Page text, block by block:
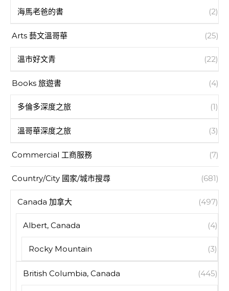
海馬老爸的書 (2)
Arts 藝文溫哥華 (25)
溫市好文青 (22)
Books 旅遊書 (4)
多倫多深度之旅 (1)
溫哥華深度之旅 (3)
Commercial 工商服務 (7)
Country/City 國家/城市搜尋 (681)
Canada 加拿大 (497)
Albert, Canada (4)
Rocky Mountain (3)
British Columbia, Canada (445)